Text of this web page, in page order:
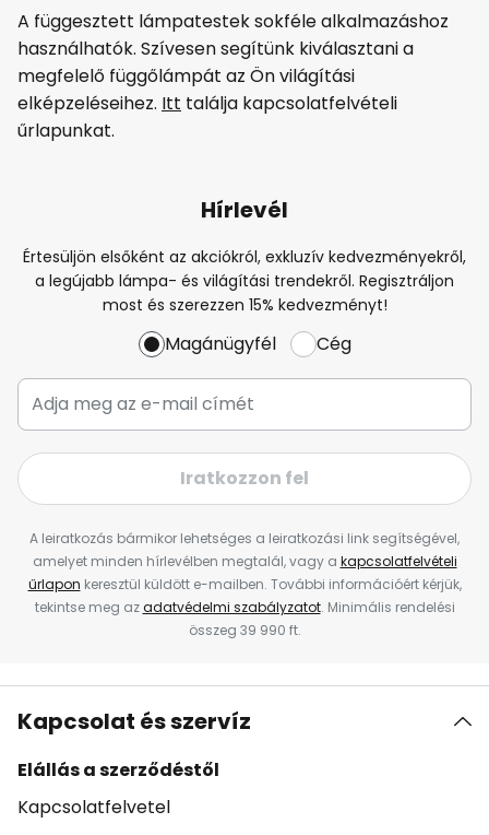
A függesztett lámpatestek sokféle alkalmazáshoz
használhatók. Szívesen segítünk kiválasztani a
megfelelő függőlámpát az Ön világítási
elképzeléseihez. Itt találja kapcsolatfelvételi
űrlapunkat.
Hírlevél
Értesüljön elsőként az akciókról, exkluzív kedvezményekről,
a legújabb lámpa- és világítási trendekről. Regisztráljon
most és szerezzen 15% kedvezményt!
Magánügyfél Cég
Iratkozzon fel
A leiratkozás bármikor lehetséges a leiratkozási link segítségével,
amelyet minden hírlevélben megtalál, vagy a kapcsolatfelvételi
űrlapon keresztül küldött e-mailben. További információért kérjük,
tekintse meg azadatvédelmi szabályzatot. Minimális rendelési
összeg 39 990 ft.
Kapcsolat és szervíz
Elállás a szerződéstől
Kapcsolatfelvetel